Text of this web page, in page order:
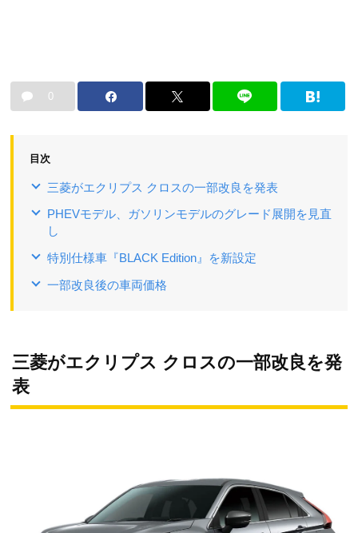
0
目次
三菱がエクリプス クロスの一部改良を発表
PHEVモデル、ガソリンモデルのグレード展開を見直
し
特別仕様車『BLACK Edition』を新設定
一部改良後の車両価格
三菱がエクリプス クロスの一部改良を発
表